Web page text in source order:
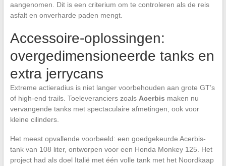
aangenomen. Dit is een criterium om te controleren als de reis
asfalt en onverharde paden mengt.
Accessoire-oplossingen:
overgedimensioneerde tanks en
extra jerrycans
Extreme actieradius is niet langer voorbehouden aan grote GT’s
of high-end trails. Toeleveranciers zoals Acerbis maken nu
vervangende tanks met spectaculaire afmetingen, ook voor
kleine cilinders.
Het meest opvallende voorbeeld: een goedgekeurde Acerbis-
tank van 108 liter, ontworpen voor een Honda Monkey 125. Het
project had als doel Italië met één volle tank met het Noordkaap